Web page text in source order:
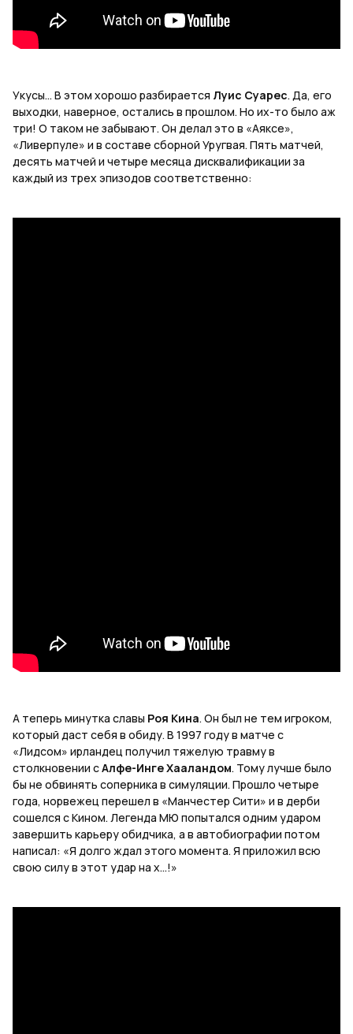
Укусы… В этом хорошо разбирается Луис Суарес. Да, его
выходки, наверное, остались в прошлом. Но их-то было аж
три! О таком не забывают. Он делал это в «Аяксе»,
«Ливерпуле» и в составе сборной Уругвая. Пять матчей,
десять матчей и четыре месяца дисквалификации за
каждый из трех эпизодов соответственно:
А теперь минутка славы Роя Кина. Он был не тем игроком,
который даст себя в обиду. В 1997 году в матче с
«Лидсом» ирландец получил тяжелую травму в
столкновении сАлфе-Инге Хааландом. Тому лучше было
бы не обвинять соперника в симуляции. Прошло четыре
года, норвежец перешел в «Манчестер Сити» и в дерби
сошелся с Кином. Легенда МЮ попытался одним ударом
завершить карьеру обидчика, а в автобиографии потом
написал: «Я долго ждал этого момента. Я приложил всю
свою силу в этот удар на х...!»